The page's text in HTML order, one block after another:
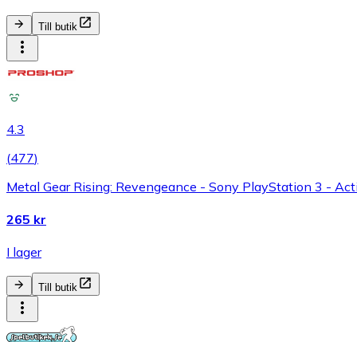
Till butik
4.3
(477)
Metal Gear Rising: Revengeance - Sony PlayStation 3 -
265 kr
I lager
Till butik